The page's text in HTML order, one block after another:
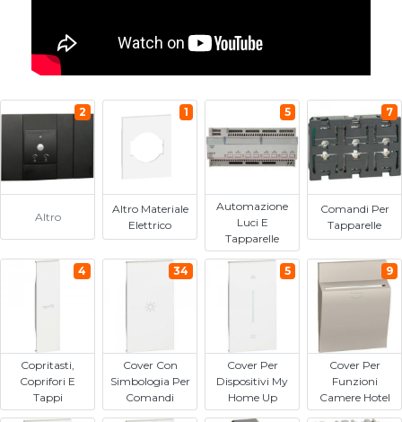
Altro
2
Altro Materiale
Elettrico
1
Automazione
Luci E
Tapparelle
5
Comandi Per
Tapparelle
7
Copritasti,
Coprifori E
Tappi
4
Cover Con
Simbologia Per
Comandi
34
Cover Per
Dispositivi My
Home Up
5
Cover Per
Funzioni
Camere Hotel
9